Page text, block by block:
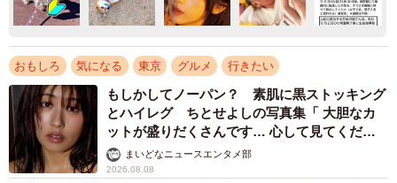
おもしろ 気になる 東京 グルメ 行きたい
もしかしてノーパン？ 素肌に黒ストッキング
とハイレグ ちとせよしの写真集「 大胆なカ
ットが盛りだくさんです… 心して見てくださ
い」まいどなニュースエンタメ部
2026.08.08